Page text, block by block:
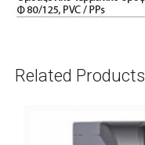
Related Products